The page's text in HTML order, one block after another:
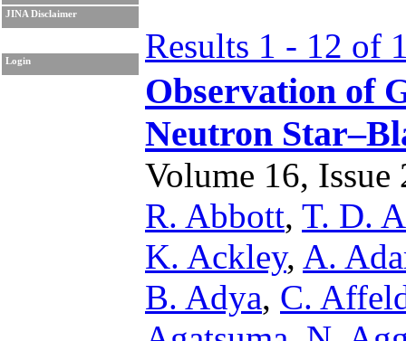
JINA Disclaimer
Login Results 1 - 12 of
Observation of
Neutron
Volume 16,
R. Abbott, T. D.
K. Ackley, A.
B. Adya, C.